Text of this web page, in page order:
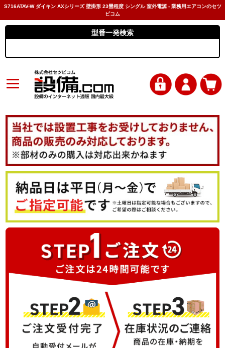
S716ATAV-W ダイキン AXシリーズ 壁掛形 23畳程度 シングル 室外電源 - 業務用エアコンのセツ
ビコム
型番一発検索